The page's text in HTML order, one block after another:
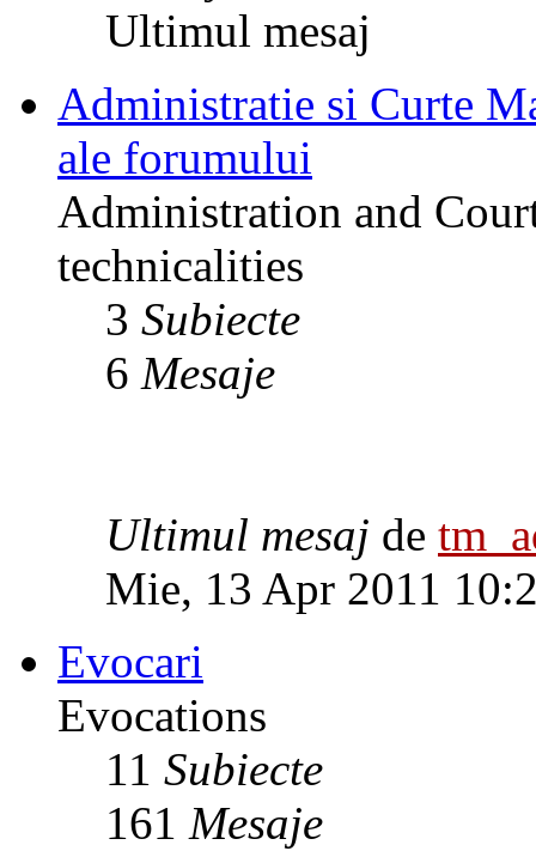
Ultimul mesaj
Administratie si Curte
ale forumului
Administration and
technicalities
3 Subiecte
6 Mesaje
Ultimul mesaj de
Mie, 13 Apr 2011
Evocari
Evocations
11 Subiecte
161 Mesaje